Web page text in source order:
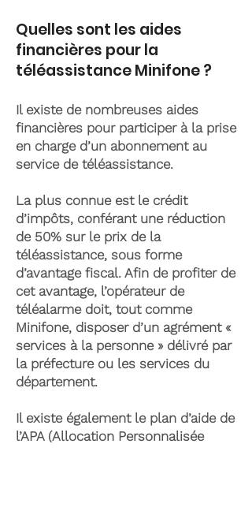
Quelles sont les aides
financières pour la
téléassistance Minifone ?
Il existe de nombreuses aides
financières pour participer à la prise
en charge d’un abonnement au
service de téléassistance.
La plus connue est le crédit
d’impôts, conférant une réduction
de 50% sur le prix de la
téléassistance, sous forme
d’avantage fiscal. Afin de profiter de
cet avantage, l’opérateur de
téléalarme doit, tout comme
Minifone, disposer d’un agrément «
services à la personne » délivré par
la préfecture ou les services du
département.
Il existe également le plan d’aide de
l’APA (Allocation Personnalisée